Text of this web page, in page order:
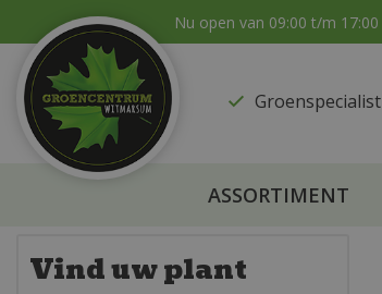
naar
content
Nu open van 09:00 t/m 17:00
Groenspecialist
ASSORTIMENT
Vind uw plant